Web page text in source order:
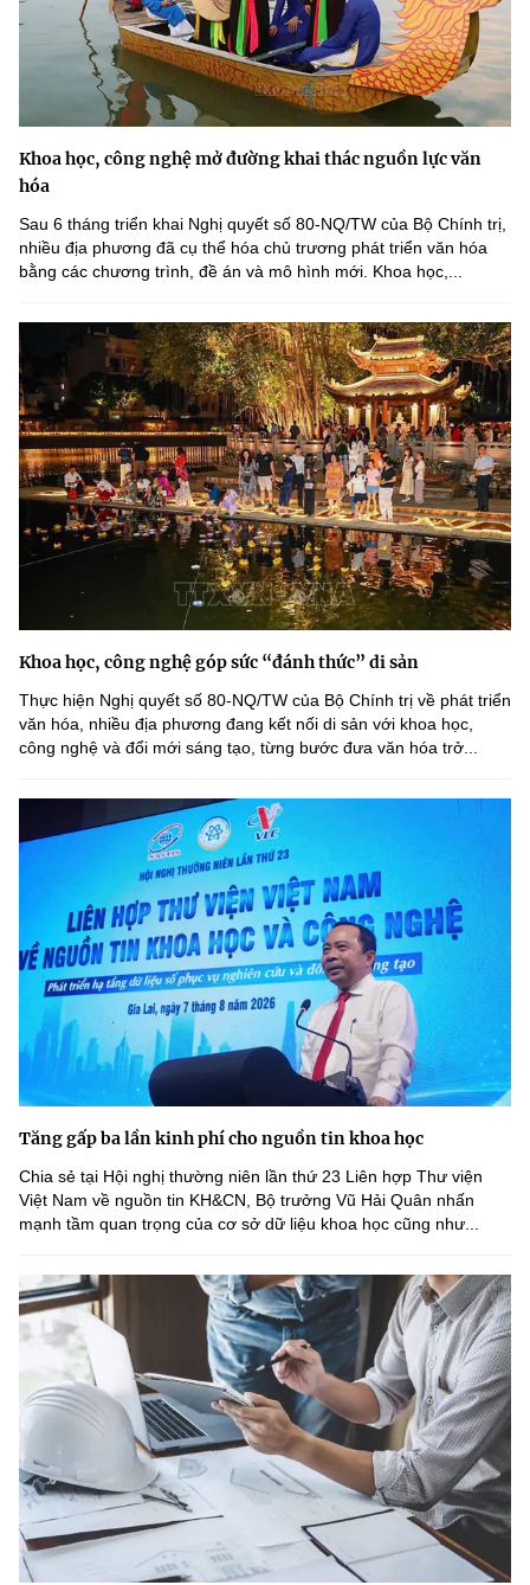
Khoa học, công nghệ mở đường khai thác nguồn lực văn
hóa
Sau 6 tháng triển khai Nghị quyết số 80-NQ/TW của Bộ Chính trị,
nhiều địa phương đã cụ thể hóa chủ trương phát triển văn hóa
bằng các chương trình, đề án và mô hình mới. Khoa học,...
Khoa học, công nghệ góp sức “đánh thức” di sản
Thực hiện Nghị quyết số 80-NQ/TW của Bộ Chính trị về phát triển
văn hóa, nhiều địa phương đang kết nối di sản với khoa học,
công nghệ và đổi mới sáng tạo, từng bước đưa văn hóa trở...
Tăng gấp ba lần kinh phí cho nguồn tin khoa học
Chia sẻ tại Hội nghị thường niên lần thứ 23 Liên hợp Thư viện
Việt Nam về nguồn tin KH&CN, Bộ trưởng Vũ Hải Quân nhấn
mạnh tầm quan trọng của cơ sở dữ liệu khoa học cũng như...